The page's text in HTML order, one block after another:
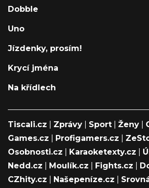
Dobble
Uno
Jízdenky, prosím!
Krycí jména
Na křídlech
Tiscali.cz Zprávy Sport Ženy
Games.cz
Profigamers.cz
Osobnosti.cz
Karaoketexty.cz
Nedd.cz
Moulík.cz Fights.cz
CZhity.cz
Našepeníze.cz